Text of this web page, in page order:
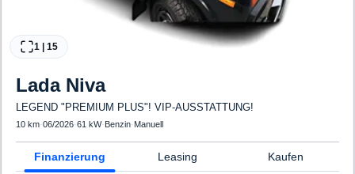
1 15
Lada Niva
LEGEND "PREMIUM PLUS"! VIP-AUSSTATTUNG!
10 km·06/2026·61 kW· Benzin· Manuell
Finanzierung Leasing Kaufen